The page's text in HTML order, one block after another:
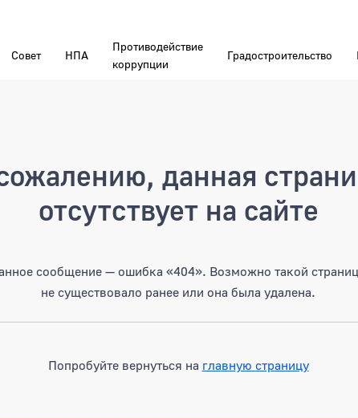
Совет НПА
Противодействие
коррупции
Градостроительство
данная
отсутствует на сайте
сообщение — ошибка «404». Возможно такой
не существовало ранее или она была удалена.
Попробуйте вернуться на главную страницу